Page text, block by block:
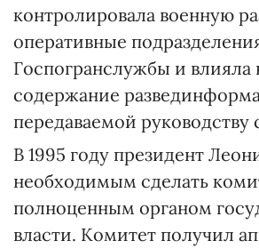
контролировала военную
оперативные
Госпогранслужбы и влияла
содержание
передаваемой руководству
В 1995 году президент
необходимым сделать
полноценным органом
власти. Комитет получил